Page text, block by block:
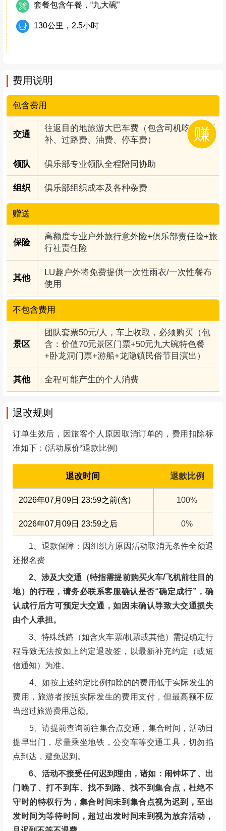
套餐包含午餐，“九大碗”
130公里，2.5小时
费用说明
包含费用
交通
往返目的地旅游大巴车费（包含司机吃住、餐
补、过路费、油费、停车费）
领队 俱乐部专业领队全程陪同协助
组织 俱乐部组织成本及各种杂费
赠送
保险
高额度专业户外旅行意外险+俱乐部责任险+旅
行社责任险
其他
LU趣户外将免费提供一次性雨衣/一次性餐布
使用
不包含费用
景区
团队套票50元/人，车上收取，必须购买（包
含：价值70元景区门票+50元九大碗特色餐
+卧龙洞门票+游船+龙隐镇民俗节目演出）
其他 全程可能产生的个人消费
退改规则
订单生效后，因旅客个人原因取消订单的，费用扣除标
准如下：(活动原价*退款比例)
退改时间 退款比例
2026年07月09日 23:59之前(含) 100%
2026年07月09日 23:59之后 0%
1、退款保障：因组织方原因活动取消无条件全额退
还报名费
2、涉及大交通（特指需提前购买火车/飞机前往目的
地）的行程，请务必联系客服确认是否“确定成行”，确
认成行后方可预定大交通，如因未确认导致大交通损失
由个人承担。
3、特殊线路（如含火车票/机票或其他）需提确定行
程导致无法按如上约定退改签，以最新补充约定（或短
信通知）为准。
4、如按上述约定比例扣除的的费用低于实际发生的
费用，旅游者按照实际发生的费用支付，但最高额不应
当超过旅游费用总额。
5、请提前查询前往集合点交通，集合时间，活动日
提早出门，尽量乘坐地铁，公交车等交通工具，切勿掐
点到达，避免迟到。
6、活动不接受任何迟到理由，诸如：闹钟坏了、出
门晚了、打不到车、找不到路、找不到集合点，杜绝不
守时的特权行为，集合时间未到集合点视为迟到，至出
发时间为等待时间，超过出发时间未到视为放弃活动，